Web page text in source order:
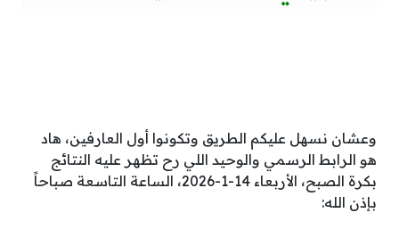
وعشان نسهل عليكم الطريق وتكونوا أول العارفين، هاد
هو الرابط الرسمي والوحيد اللي رح تظهر عليه النتائج
بكرة الصبح، الأربعاء 14-1-2026، الساعة التاسعة صباحاً
بإذن الله: